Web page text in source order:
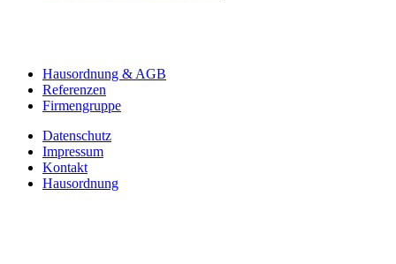
Hausordnung & AGB
Referenzen
Firmengruppe
Datenschutz
Impressum
Kontakt
Hausordnung